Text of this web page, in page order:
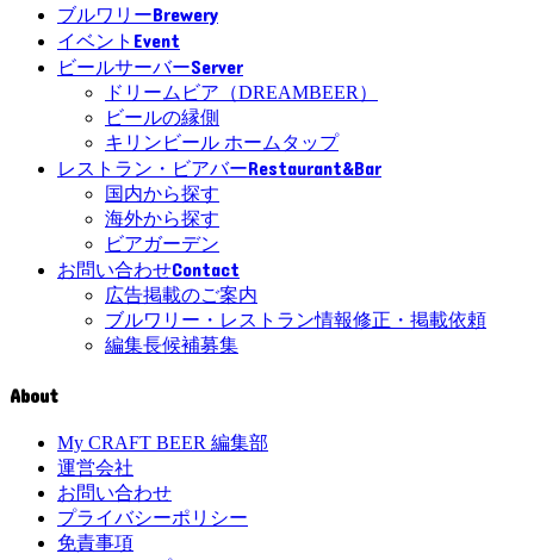
ブルワリーBrewery
イベント Event
ビールサーバーServer
ドリームビア（DREAMBEER）
ビールの縁側
キリンビール ホームタップ
レストラン・ビアバーRestaurant&Bar
国内から探す
海外から探す
ビアガーデン
お問い合わせContact
広告掲載のご案内
ブルワリー・レストラン情報修正・掲載依頼
編集長候補募集
About
My CRAFT BEER 編集部
運営会社
お問い合わせ
プライバシーポリシー
免責事項